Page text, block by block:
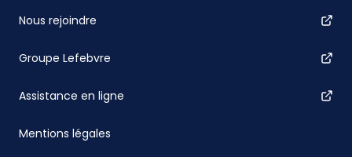
Nous rejoindre
Groupe Lefebvre
Assistance en ligne
Mentions légales